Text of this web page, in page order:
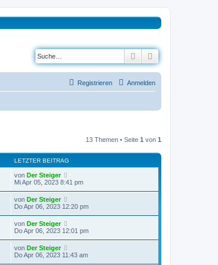
Suche
Anmelden
Registrieren
13 Themen • Seite 1 von 1
LETZTER BEITRAG
von Der Steiger
Mi Apr 05, 2023 8:41 pm
von Der Steiger
Do Apr 06, 2023 12:20 pm
von Der Steiger
Do Apr 06, 2023 12:01 pm
von Der Steiger
Do Apr 06, 2023 11:43 am